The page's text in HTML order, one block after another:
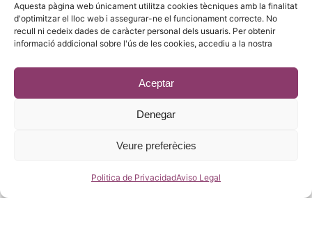
Aquesta pàgina web únicament utilitza cookies tècniques amb la finalitat
d'optimitzar el lloc web i assegurar-ne el funcionament correcte. No
recull ni cedeix dades de caràcter personal dels usuaris. Per obtenir
informació addicional sobre l'ús de les cookies, accediu a la nostra
Aceptar
Denegar
Veure preferècies
Politica de PrivacidadAviso Legal
08028 Barcelona
93 215 14 13
riera1(@)rieragroup.com
© 2023 - Desenvolupament